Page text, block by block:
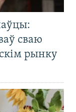
сваю
рынку